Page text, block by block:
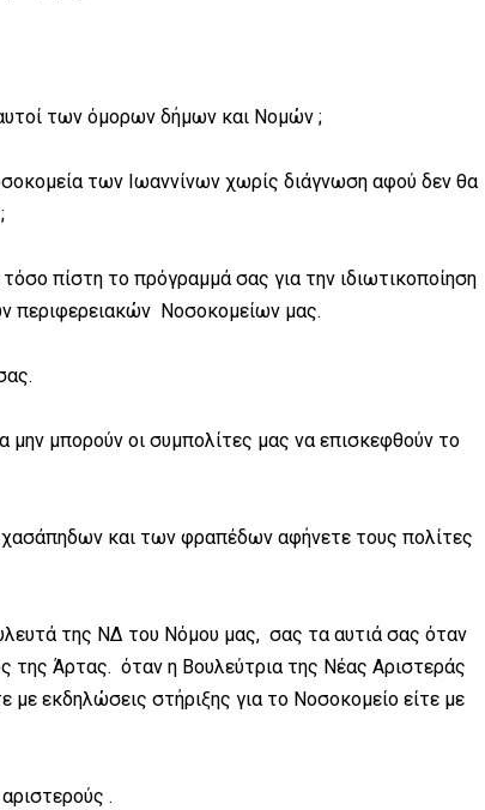
των όμορων δήμων και Νομών ;
των Ιωαννίνων χωρίς διάγνωση αφού δεν θα
πίστη το πρόγραμμά σας για την ιδιωτικοποίηση
περιφερειακών Νοσοκομείων μας.
μην μπορούν οι συμπολίτες μας να επισκεφθούν το
και των φραπέδων αφήνετε τους πολίτες
της ΝΔ του Νόμου μας, σας τα αυτιά σας όταν
της Άρτας. όταν η Βουλεύτρια της Νέας Αριστεράς
εκδηλώσεις στήριξης για το Νοσοκομείο είτε με
.